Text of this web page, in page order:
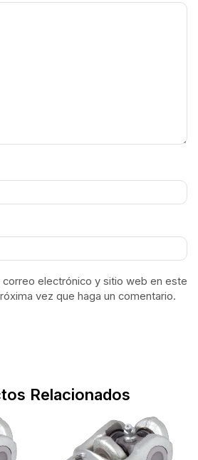
correo electrónico y sitio web en este
vez que haga un comentario.
Relacionados